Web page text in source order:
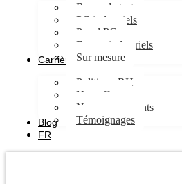
Bancs de test
PC industriels
Panel PC
Ecrans industriels
Sur mesure
Carrières
Politique RH
Nos offres
Nos engagements
Témoignages
Blog
FR